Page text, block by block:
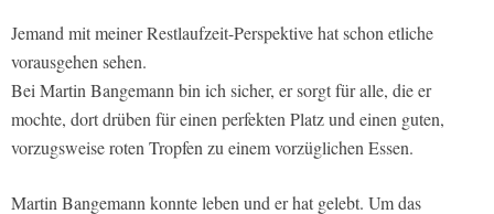
Jemand mit meiner Restlaufzeit-Perspektive hat schon etliche
vorausgehen sehen.
Bei Martin Bangemann bin ich sicher, er sorgt für alle, die er
mochte, dort drüben für einen perfekten Platz und einen guten,
vorzugsweise roten Tropfen zu einem vorzüglichen Essen.
Martin Bangemann konnte leben und er hat gelebt. Um das